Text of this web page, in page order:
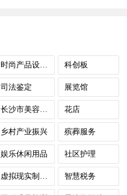
时尚产品设计服务 科创板
司法鉴定 展览馆
长沙市美容及文化休闲娱乐 花店
乡村产业振兴 殡葬服务
娱乐休闲用品 社区护理
智慧税务